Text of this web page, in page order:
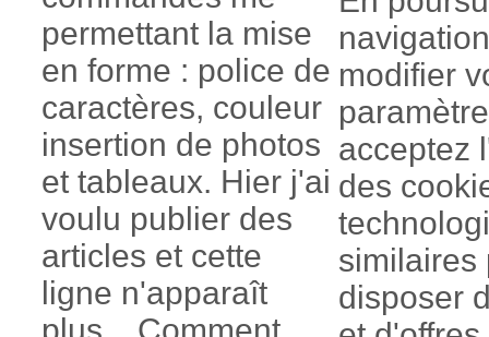
permettant la mise
en forme : police de
caractères, couleur
insertion de photos
et tableaux. Hier j'ai
voulu publier des
articles et cette
ligne n'apparaît
modifier
acceptez
des
similaires
disposer